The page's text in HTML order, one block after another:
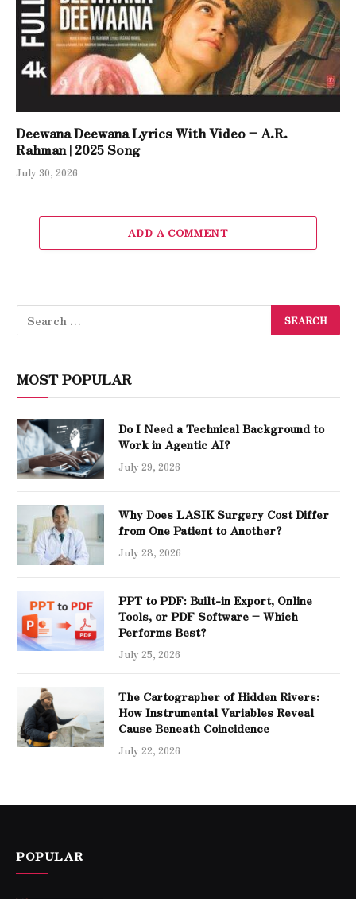
Deewana Deewana Lyrics With Video – A.R.
Rahman | 2025 Song
July 30, 2026
ADD A COMMENT
MOST POPULAR
Do I Need a Technical Background to
Work in Agentic AI?
July 29, 2026
Why Does LASIK Surgery Cost Differ
from One Patient to Another?
July 28, 2026
PPT to PDF: Built-in Export, Online
Tools, or PDF Software – Which
Performs Best?
July 25, 2026
The Cartographer of Hidden Rivers:
How Instrumental Variables Reveal
Cause Beneath Coincidence
July 22, 2026
POPULAR